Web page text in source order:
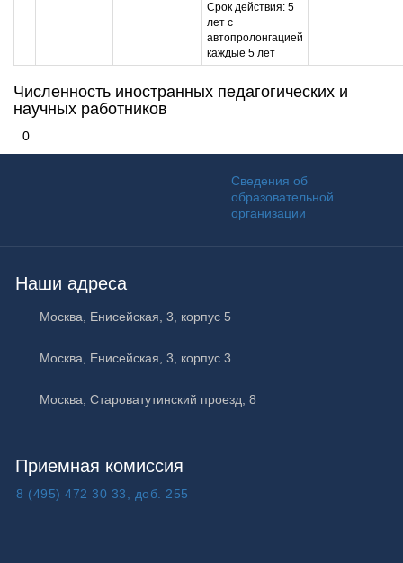
Срок действия: 5
лет с
автопролонгацией
каждые 5 лет
Численность иностранных педагогических и
научных работников
0
Сведения об
образовательной
организации
Наши адреса
Москва Енисейская, 3, корпус 5
Москва Енисейская, 3, корпус 3
Москва Староватутинский проезд, 8
Приемная комиссия
8 (495) 472 30 33, доб. 255